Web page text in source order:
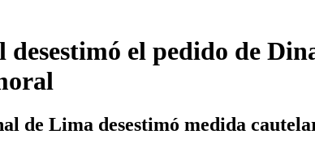
el pedido de
de Lima desestimó medida